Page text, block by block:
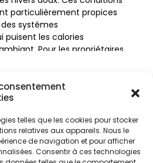
telles que les cookies pour stocker
relatives aux appareils. Nous le
de navigation et pour afficher
Consentir à ces technologies
particulièrement propices
systèmes
puisent les calories
Pour les propriétaires
Hauts-Pavés, l'installation
représente un
partiellement des
de l'électricité tout en
immobilier, qu'il s'agisse
rénovée ou d'un
à côté de vos
!